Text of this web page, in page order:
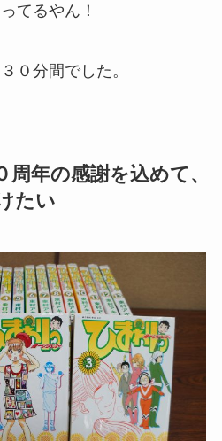
てるやん！
０分間でした。
年の感謝を込めて、
たい